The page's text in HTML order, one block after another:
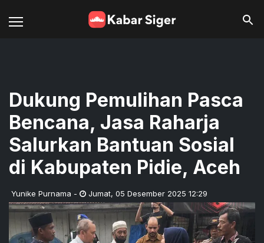
Dukung Pemulihan Pasca
Bencana, Jasa Raharja
Salurkan Bantuan Sosial
di Kabupaten Pidie, Aceh
Yunike Purnama - Jumat, 05 Desember 2025 12:29